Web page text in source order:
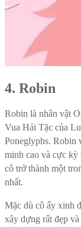
4. Robin
Robin là nhân vật
Vua Hải Tặc của
Poneglyphs. Robin
minh cao và cực kỳ
cô trở thành một
nhất.
Mặc dù cô ấy xinh
xây dựng rất đẹp